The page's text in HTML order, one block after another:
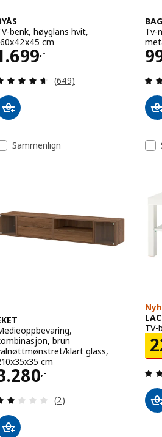
benk, høyglans hvit,
cm
,-
1699,-
Gjennomgang: 4.6 av 5
(649)
Tv-
Sammenlign
brun
klart glass,
cm
,-
3280,-
Gjennomgang: 2 av 5
(2)
TV-